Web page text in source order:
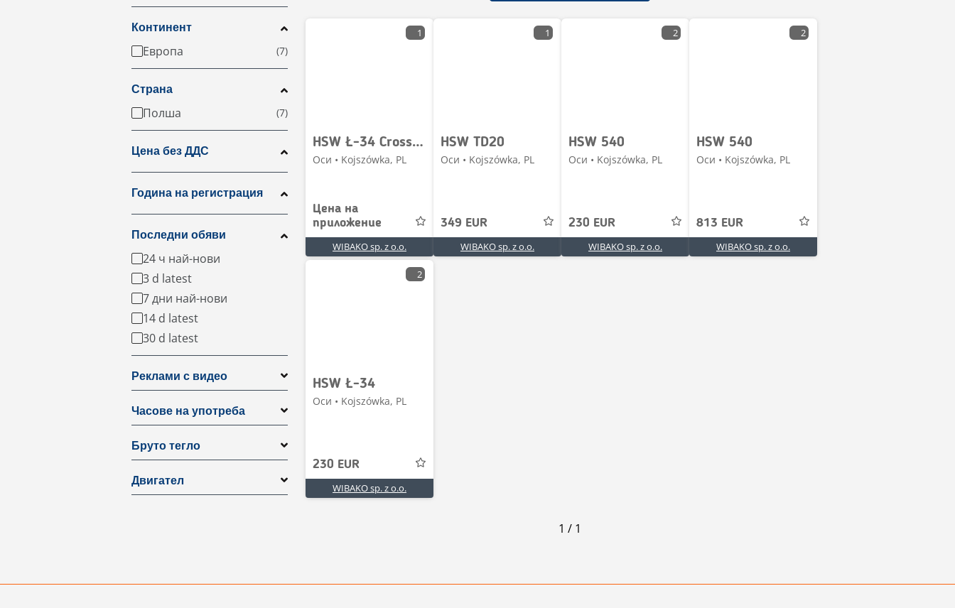
Континент
Европа
Страна
Полша
Цена без ДДС
Година на регистрация
Последни обяви
24 ч най-нови
3 d latest
7 дни най-нови
14 d latest
30 d latest
Реклами с видео
Часове на употреба
Бруто тегло
Двигател
1
HSW Ł-34 Cross-shaft / Halbachse / Półoś
Оси • Kojszówka, PL
Цена на
приложение
WIBAKO sp. z o.o.
1
HSW TD20
Оси • Kojszówka, PL
349 EUR
WIBAKO sp. z o.o.
2
HSW 540
Оси • Kojszówka, PL
230 EUR
WIBAKO sp. z o.o.
2
HSW 540
Оси • Kojszówka, PL
813 EUR
WIBAKO sp. z o.o.
2
HSW Ł-34
Оси • Kojszówka, PL
230 EUR
WIBAKO sp. z o.o.
1 / 1